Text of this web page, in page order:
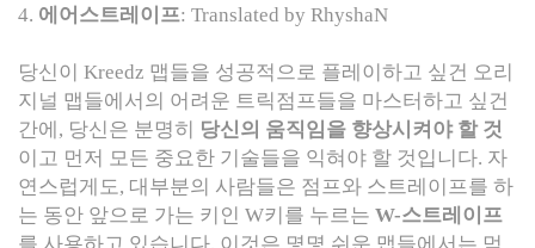
4. 에어스트레이프: Translated by RhyshaN
당신이 Kreedz 맵들을 성공적으로 플레이하고 싶건 오리
지널 맵들에서의 어려운 트릭점프들을 마스터하고 싶건
간에, 당신은 분명히
당신의 움직임을 향상시켜야 할 것
이고 먼저 모든 중요한 기술들을 익혀야 할 것입니다. 자
연스럽게도, 대부분의 사람들은 점프와 스트레이프를 하
는 동안 앞으로 가는 키인 W키를 누르는 W-스트레이프